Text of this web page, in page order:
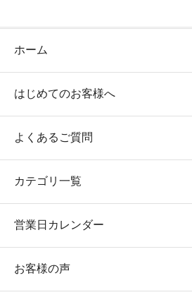
ホーム
はじめてのお客様へ
よくあるご質問
カテゴリ一覧
営業日カレンダー
お客様の声